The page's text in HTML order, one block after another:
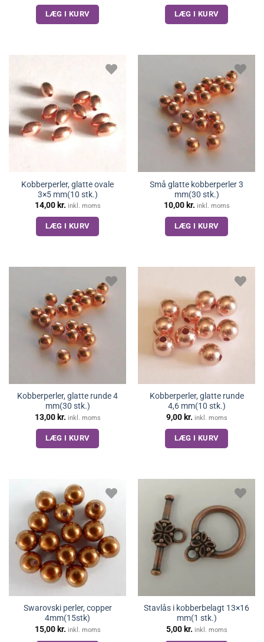
LÆG I KURV LÆG I KURV
Kobberperler, glatte ovale
3×5 mm(10 stk.)
14,00 kr. inkl. moms
LÆG I KURV
Små glatte kobberperler 3
mm(30 stk.)
10,00 kr. inkl. moms
LÆG I KURV
Kobberperler, glatte runde 4
mm(30 stk.)
13,00 kr. inkl. moms
LÆG I KURV
Kobberperler, glatte runde
4,6 mm(10 stk.)
9,00 kr. inkl. moms
LÆG I KURV
Swarovski perler, copper
4mm(15stk)
15,00 kr. inkl. moms
Stavlås i kobberbelagt 13×16
mm(1 stk.)
5,00 kr. inkl. moms